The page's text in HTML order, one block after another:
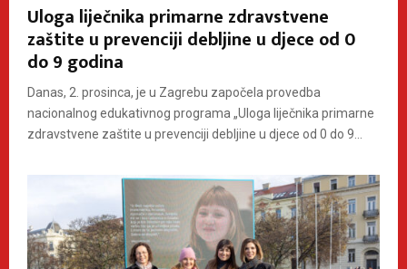
Uloga liječnika primarne zdravstvene
zaštite u prevenciji debljine u djece od 0
do 9 godina
Danas, 2. prosinca, je u Zagrebu započela provedba
nacionalnog edukativnog programa „Uloga liječnika primarne
zdravstvene zaštite u prevenciji debljine u djece od 0 do 9...